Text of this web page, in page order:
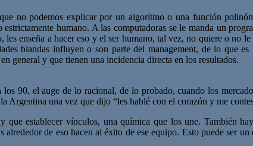
no podemos explicar por un algoritmo o una función
humano. A las computadoras se le manda un
enseña a hacer eso y el ser humano, tal vez, no quiere o no
blandas influyen o son parte del management, de lo que
general y que tienen una incidencia directa en los resultados.
90, el auge de lo racional, de lo probado, cuando los
una vez que dijo “les hablé con el corazón y me
establecer vínculos, una química que los une. También
alrededor de eso hacen al éxito de ese equipo. Esto puede ser